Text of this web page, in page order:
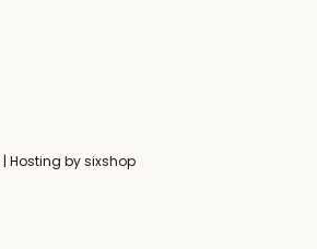
| Hosting by sixshop